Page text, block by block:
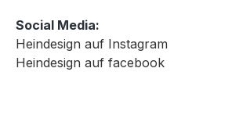
Social Media:
Heindesign auf Instagram
Heindesign auf facebook